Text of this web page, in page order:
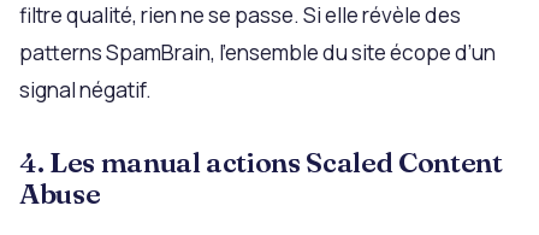
filtre qualité, rien ne se passe. Si elle révèle des
patterns SpamBrain, l’ensemble du site écope d’un
signal négatif.
4. Les manual actions Scaled Content
Abuse